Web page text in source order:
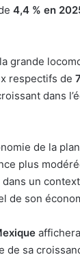
4,4 % en
grande
respectifs de
dans
de la
plus
dans un
de son
de sa